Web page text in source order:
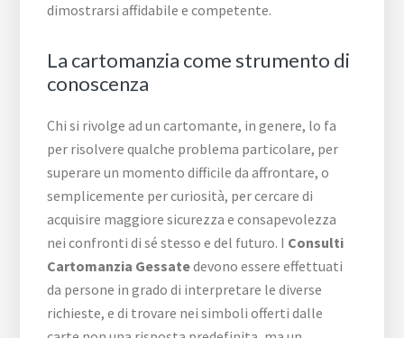
dimostrarsi affidabile e competente.
La cartomanzia come strumento di
conoscenza
Chi si rivolge ad un cartomante, in genere, lo fa
per risolvere qualche problema particolare, per
superare un momento difficile da affrontare, o
semplicemente per curiosità, per cercare di
acquisire maggiore sicurezza e consapevolezza
nei confronti di sé stesso e del futuro. I Consulti
Cartomanzia Gessatedevono essere effettuati
da persone in grado di interpretare le diverse
richieste, e di trovare nei simboli offerti dalle